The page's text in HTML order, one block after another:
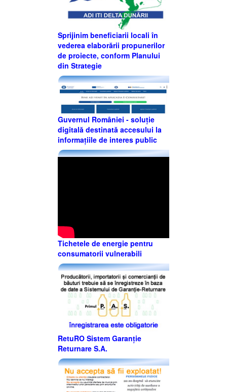
Sprijinim beneficiarii locali în
vederea elaborării propunerilor
de proiecte, conform Planului
din Strategie
Guvernul României - soluție
digitală destinată accesului la
informațiile de interes public
Tichetele de energie pentru
consumatorii vulnerabili
RetuRO Sistem Garanție
Returnare S.A.